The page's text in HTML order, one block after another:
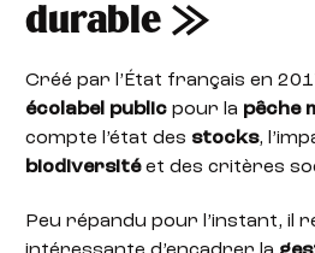
durable »
Créé par l’État français en
écolabel public pour la pêche
compte l’état des stocks,
biodiversitéet des critères
Peu répandu pour l’instant, il